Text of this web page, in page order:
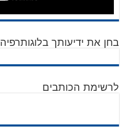
בחן את ידיעותך בלוגותרפיה
לרשימת הכותבים